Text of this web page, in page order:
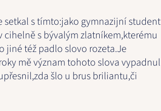
setkal s tímto:jako gymnazijní student
cihelně s bývalým zlatníkem,kterému
jiné též padlo slovo rozeta.Je
mě význam tohoto slova vypadnul
šlo u brus briliantu,či